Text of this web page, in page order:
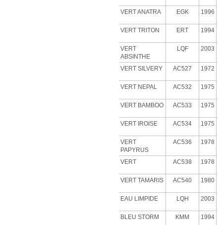
VERT ANATRA EGK 1996
VERT TRITON ERT 1994
VERT
ABSINTHE
LQF 2003
VERT SILVERY AC527 1972
VERT NEPAL AC532 1975
VERT BAMBOO AC533 1975
VERT IROISE AC534 1975
VERT
PAPYRUS
AC536 1978
VERT AC538 1978
VERT TAMARIS AC540 1980
EAU LIMPIDE LQH 2003
BLEU STORM KMM 1994